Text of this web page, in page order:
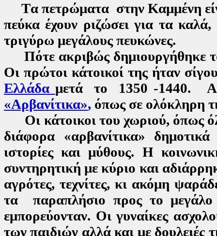
Τα πετρώματα στην Καμμένη
πεύκα έχουν ριζώσει για τα
τριγύρω μεγάλους πευκώνες.
Πότε ακριβώς δημιουργήθηκε
Οι πρώτοι κάτοικοί της ήταν
Ελλάδα μετά το 1350 -1440.
«Αρβανίτικα», όπως σε ολόκληρη
Οι κάτοικοι του χωριού, όπως
διάφορα «αρβανίτικα»
ιστορίες και μύθους. Η
συντηρητική με κύριο και
αγρότες, τεχνίτες, κι ακόμη
τα παραπλήσιο προς το μεγάλο
εμπορεύονταν. Οι γυναίκες
των παιδιών αλλά και με δουλειές